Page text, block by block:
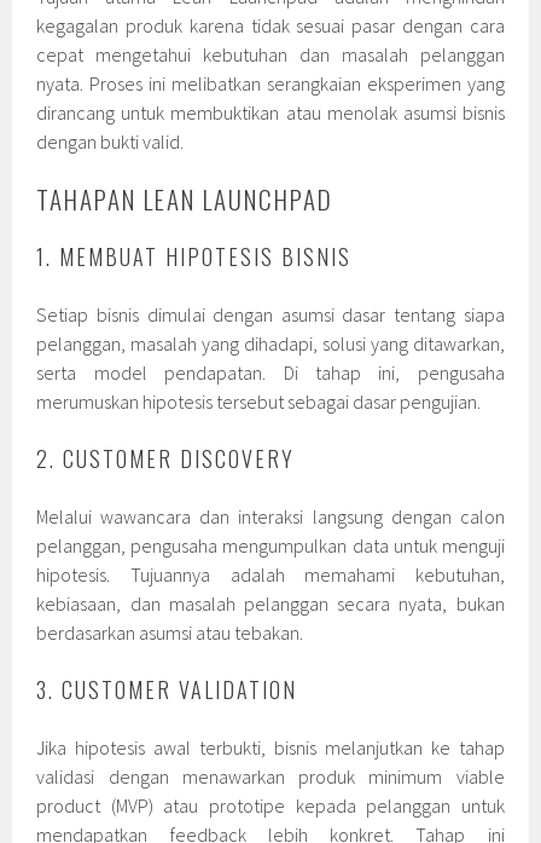
kegagalan produk karena tidak sesuai pasar dengan cara
cepat mengetahui kebutuhan dan masalah pelanggan
nyata. Proses ini melibatkan serangkaian eksperimen yang
dirancang untuk membuktikan atau menolak asumsi bisnis
dengan bukti valid.
TAHAPAN LEAN LAUNCHPAD
1. MEMBUAT HIPOTESIS BISNIS
Setiap bisnis dimulai dengan asumsi dasar tentang siapa
pelanggan, masalah yang dihadapi, solusi yang ditawarkan,
serta model pendapatan. Di tahap ini, pengusaha
merumuskan hipotesis tersebut sebagai dasar pengujian.
2. CUSTOMER DISCOVERY
Melalui wawancara dan interaksi langsung dengan calon
pelanggan, pengusaha mengumpulkan data untuk menguji
hipotesis. Tujuannya adalah memahami kebutuhan,
kebiasaan, dan masalah pelanggan secara nyata, bukan
berdasarkan asumsi atau tebakan.
3. CUSTOMER VALIDATION
Jika hipotesis awal terbukti, bisnis melanjutkan ke tahap
validasi dengan menawarkan produk minimum viable
product (MVP) atau prototipe kepada pelanggan untuk
mendapatkan feedback lebih konkret. Tahap ini